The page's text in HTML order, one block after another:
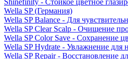
Shinefinity - Стойкое цветное
Wella SP (Германия)
Wella SP Balance - Для
Wella SP Clear Scalp - Очищение
Wella SP Color Save - Сохранение
Wella SP Hydrate - Увлажнение для
Wella SP Repair - Восстановление